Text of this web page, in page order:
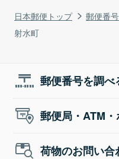
日本郵便トップ 郵便番
射水町
郵便番号を調べ
郵便局・ATM
荷物のお問い合